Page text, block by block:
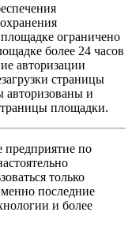
ограничено
более 24 часов
авторизации
страницы
авторизованы и
площадки.
предприятие по
только
последние
и более